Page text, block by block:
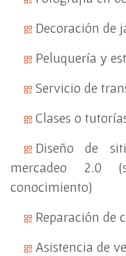
Decoración de
Peluquería y
Servicio de
Clases o
Diseño de
mercadeo 2.0
conocimiento)
Reparación de
Asistencia de